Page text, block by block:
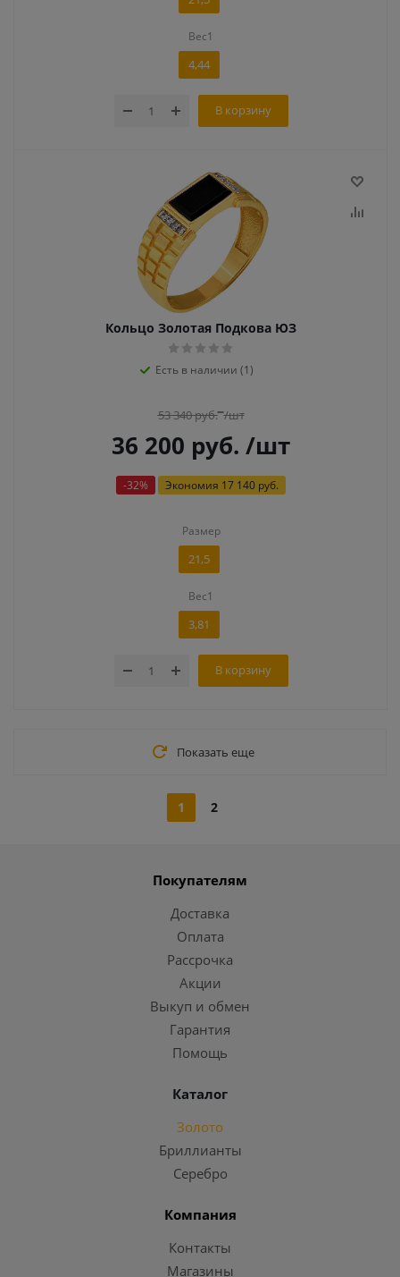
Вес1
4,44
В корзину
Кольцо Золотая Подкова ЮЗ
Есть в наличии (1)
53 340руб. /шт
36 200 руб. /шт
-32% Экономия 17 140 руб.
Размер
21,5
Вес1
3,81
В корзину
Показать еще
1 2
Покупателям
Доставка
Оплата
Рассрочка
Акции
Выкуп и обмен
Гарантия
Помощь
Каталог
Золото
Бриллианты
Серебро
Компания
Контакты
Магазины